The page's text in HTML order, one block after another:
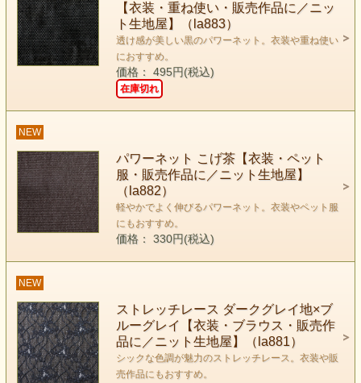
【衣装・重ね使い・販売作品に／ニッ
ト生地屋】（la883）
透け感が美しい黒のパワーネット。衣装や重ね使い
におすすめ。
価格： 495円(税込)
在庫切れ
NEW
パワーネット こげ茶【衣装・ペット
服・販売作品に／ニット生地屋】
（la882）
軽やかでよく伸びるパワーネット。衣装やペット服
にもおすすめ。
価格： 330円(税込)
NEW
ストレッチレース ダークグレイ地×ブ
ルーグレイ【衣装・ブラウス・販売作
品に／ニット生地屋】（la881）
シックな色調が魅力のストレッチレース。衣装や販
売作品にもおすすめ。